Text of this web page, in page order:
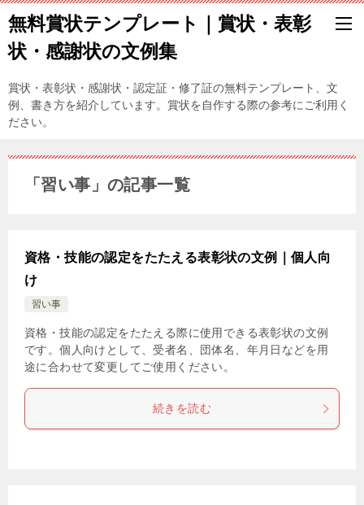
無料賞状テンプレート｜賞状・表彰
状・感謝状の文例集
賞状・表彰状・感謝状・認定証・修了証の無料テンプレート、文
例、書き方を紹介しています。賞状を自作する際の参考にご利用く
ださい。
「習い事」の記事一覧
資格・技能の認定をたたえる表彰状の文例｜個人向
け
習い事
資格・技能の認定をたたえる際に使用できる表彰状の文例
です。個人向けとして、受者名、団体名、年月日などを用
途に合わせて変更してご使用ください。
続きを読む